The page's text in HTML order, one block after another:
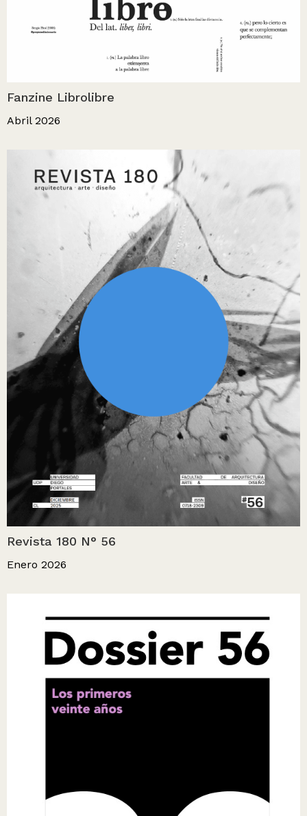
Fanzine Librolibre
Abril 2026
Revista 180 N° 56
Enero 2026